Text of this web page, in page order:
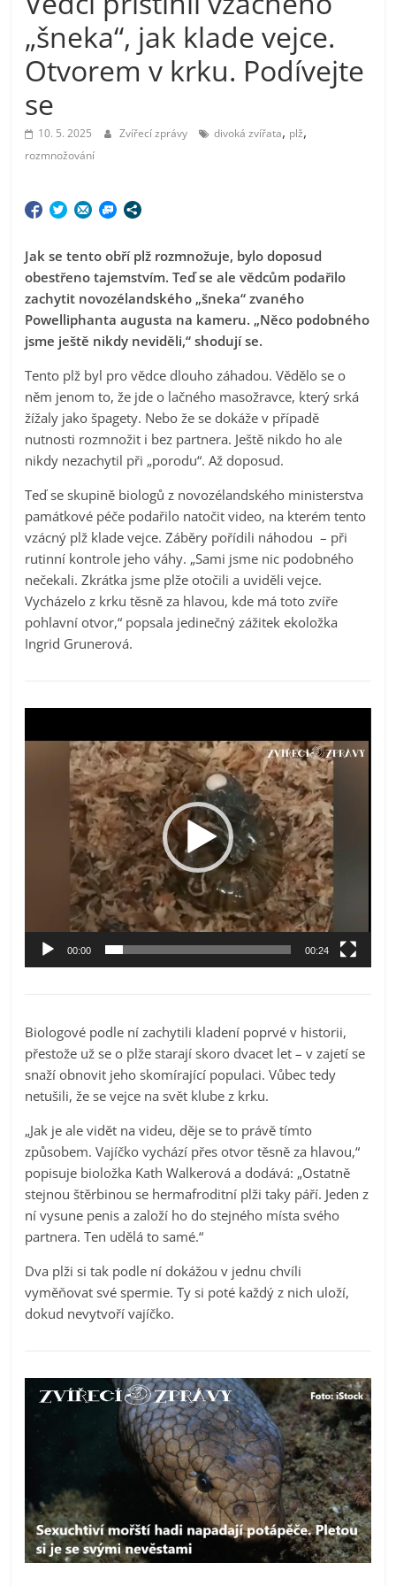
„šneka“, jak klade vejce.
Otvorem v krku. Podívejte
se
10. 5. 2025 Zvířecí zprávy divoká zvířata, plž,
rozmnožování
Jak se tento obří plž rozmnožuje, bylo doposud
obestřeno tajemstvím. Teď se ale vědcům podařilo
zachytit novozélandského „šneka“ zvaného
Powelliphanta augusta na kameru. „Něco podobného
jsme ještě nikdy neviděli,“ shodují se.
Tento plž byl pro vědce dlouho záhadou. Vědělo se o
něm jenom to, že jde o lačného masožravce, který srká
žížaly jako špagety. Nebo že se dokáže v případě
nutnosti rozmnožit i bez partnera. Ještě nikdo ho ale
nikdy nezachytil při „porodu“. Až doposud.
Teď se skupině biologů z novozélandského ministerstva
památkové péče podařilo natočit video, na kterém tento
vzácný plž klade vejce. Záběry pořídili náhodou – při
rutinní kontrole jeho váhy. „Sami jsme nic podobného
nečekali. Zkrátka jsme plže otočili a uviděli vejce.
Vycházelo z krku těsně za hlavou, kde má toto zvíře
pohlavní otvor,“ popsala jedinečný zážitek ekoložka
Ingrid Grunerová.
přehrávač
00:00 00:24
Biologové podle ní zachytili kladení poprvé v historii,
přestože už se o plže starají skoro dvacet let – v zajetí se
snaží obnovit jeho skomírající populaci. Vůbec tedy
netušili, že se vejce na svět klube z krku.
„Jak je ale vidět na videu, děje se to právě tímto
způsobem. Vajíčko vychází přes otvor těsně za hlavou,“
popisuje bioložka Kath Walkerová a dodává: „Ostatně
stejnou štěrbinou se hermafroditní plži taky páří. Jeden z
ní vysune penis a založí ho do stejného místa svého
partnera. Ten udělá to samé.“
Dva plži si tak podle ní dokážou v jednu chvíli
vyměňovat své spermie. Ty si poté každý z nich uloží,
dokud nevytvoří vajíčko.